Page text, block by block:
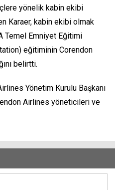
yönelik kabin ekibi
Karaer, kabin ekibi olmak
Temel Emniyet Eğitimi
eğitiminin Corendon
belirtti.
Yönetim Kurulu Başkanı
Airlines yöneticileri ve